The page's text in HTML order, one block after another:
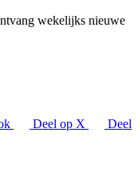
wekelijks nieuwe
Deel op X
Deel